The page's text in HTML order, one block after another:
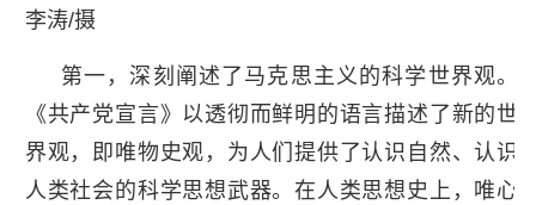
李涛/摄
第一，深刻阐述了马克思主义的科学世界观。
《共产党宣言》以透彻而鲜明的语言描述了新的世
界观，即唯物史观，为人们提供了认识自然、认识
人类社会的科学思想武器。在人类思想史上，唯心